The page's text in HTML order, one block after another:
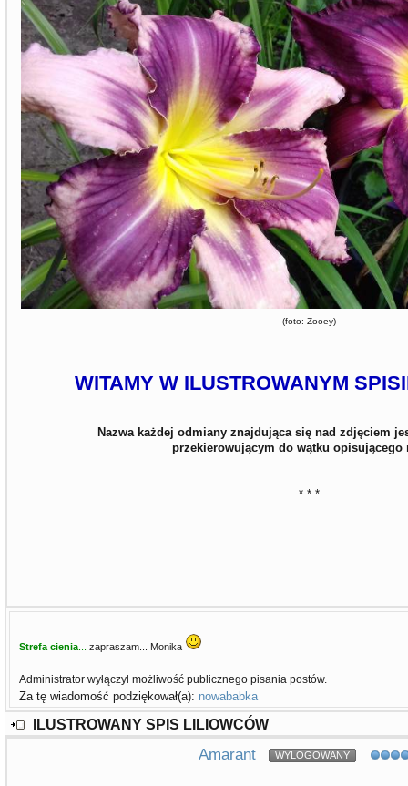
(foto: Zooey)
WITAMY W ILUSTROWANYM
Nazwa każdej odmiany znajdująca się nad zdjęciem
przekierowującym do wątku opisującego
* * *
Strefa cienia zapraszam... Monika
Administrator wyłączył możliwość publicznego pisania postów.
Za tę wiadomość podziękował(a): nowababka
ILUSTROWANY SPIS LILIOWCÓW
Amarant WYLOGOWANY